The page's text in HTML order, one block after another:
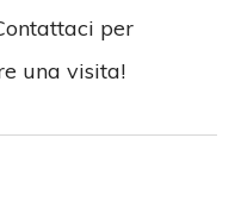
per
una visita!